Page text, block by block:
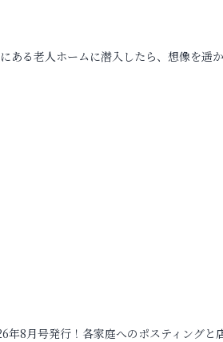
る老人ホームに潜入したら、想像を遥
年8月号発行！各家庭へのポスティングと